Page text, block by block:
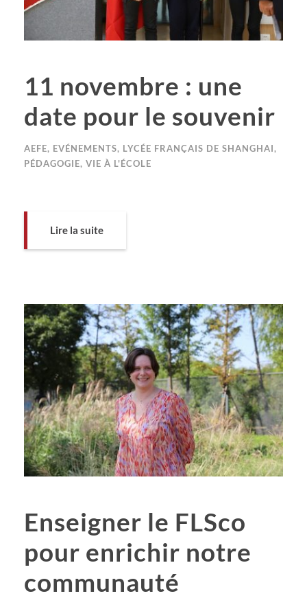
11 novembre : une
date pour le souvenir
AEFE, EVÉNEMENTS, LYCÉE FRANÇAIS DE SHANGHAI,
PÉDAGOGIE, VIE À L'ÉCOLE
Lire la suite
Enseigner le FLSco
pour enrichir notre
communauté